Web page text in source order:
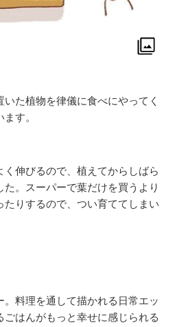
た植物を律儀に食べにやってく
す。
伸びるので、植えてからしばら
た。スーパーで葉だけを買うより
たりするので、つい育ててしまい
料理を通して描かれる日常エッ
はんがもっと幸せに感じられる